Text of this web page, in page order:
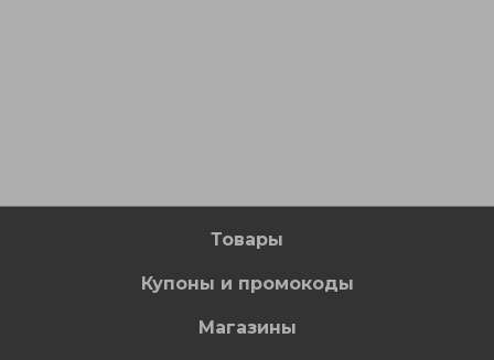
Товары
Купоны и промокоды
Магазины